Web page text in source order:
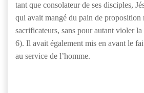
tant que consolateur de ses disciples,
qui avait mangé du pain de proposition
sacrificateurs, sans pour autant violer
6). Il avait également mis en avant le
au service de l’homme.